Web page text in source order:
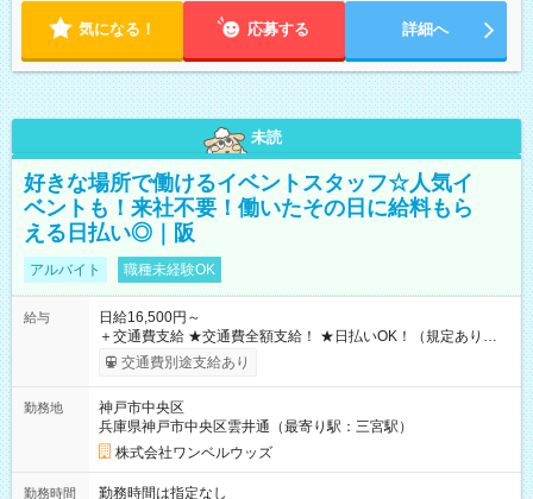
気になる！ 応募する 詳細へ
未読
好きな場所で働けるイベントスタッフ☆人気イ
ベントも！来社不要！働いたその日に給料もら
える日払い◎｜阪
アルバイト 職種未経験OK
給与
日給16,500円～
＋交通費支給 ★交通費全額支給！ ★日払いOK！（規定あり） ┗
働いたその日に現金GET♪ お仕事後はコンビニATMから 日払
交通費別途支給あり
勤務地
神戸市中央区
兵庫県神戸市中央区雲井通（最寄り駅：三宮駅）
株式会社ワンベルウッズ
勤務時間
勤務時間は指定なし